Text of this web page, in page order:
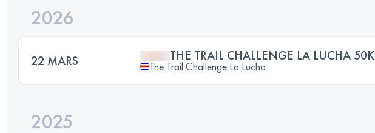
2026
22 MARS THE TRAIL CHALLENGE LA LUCHA 50K
The Trail Challenge La Lucha
2025